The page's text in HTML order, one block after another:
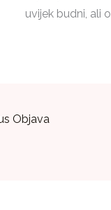
uvijek budni, ali
Objava